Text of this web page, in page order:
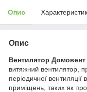
Опис
Опис
Вентилятор Домовент
витяжний вентилятор,
періодичної
приміщень, таких як